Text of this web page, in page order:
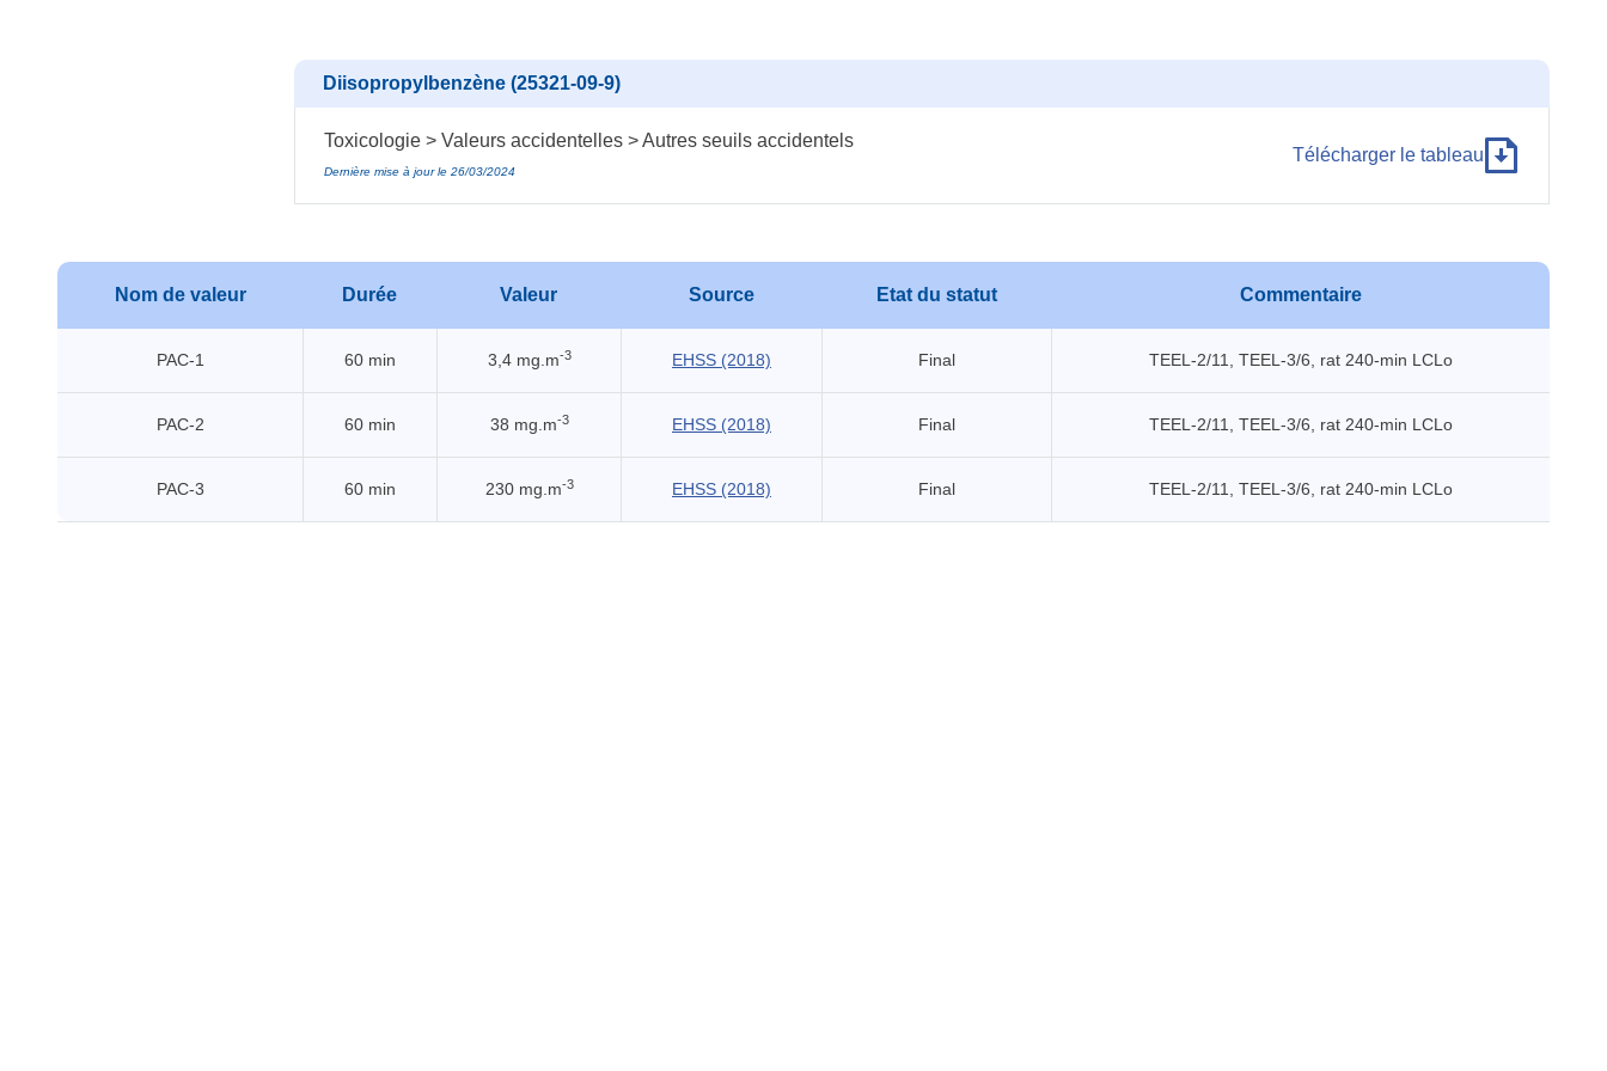
Diisopropylbenzène (25321-09-9)
Toxicologie > Valeurs accidentelles > Autres seuils accidentels
Dernière mise à jour le 26/03/2024
Télécharger le tableau
Nom de valeur Durée Valeur Source Etat du statut Commentaire
PAC-1 60 min 3,4 mg.m-3 EHSS (2018) Final TEEL-2/11, TEEL-3/6, rat 240-min LCLo
PAC-2 60 min 38 mg.m-3 EHSS (2018) Final TEEL-2/11, TEEL-3/6, rat 240-min LCLo
PAC-3 60 min 230 mg.m-3 EHSS (2018) Final TEEL-2/11, TEEL-3/6, rat 240-min LCLo